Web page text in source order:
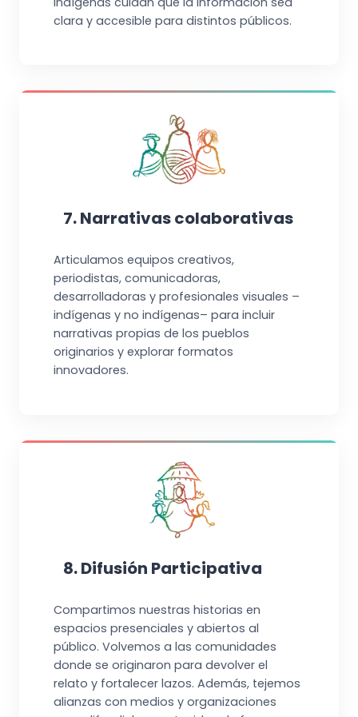
clara y accesible para distintos públicos.
7. Narrativas colaborativas
Articulamos equipos creativos,
periodistas, comunicadoras,
desarrolladoras y profesionales visuales –
indígenas y no indígenas– para incluir
narrativas propias de los pueblos
originarios y explorar formatos
innovadores.
8. Difusión Participativa
Compartimos nuestras historias en
espacios presenciales y abiertos al
público. Volvemos a las comunidades
donde se originaron para devolver el
relato y fortalecer lazos. Además, tejemos
alianzas con medios y organizaciones